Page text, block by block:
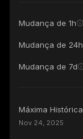
Mudança de 1h
Mudança de 24h
Mudança de 7d
Máxima Histórica
Nov 24, 2025